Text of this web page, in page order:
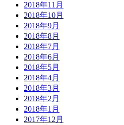
2018年11月
2018年10月
2018年9月
2018年8月
2018年7月
2018年6月
2018年5月
2018年4月
2018年3月
2018年2月
2018年1月
2017年12月